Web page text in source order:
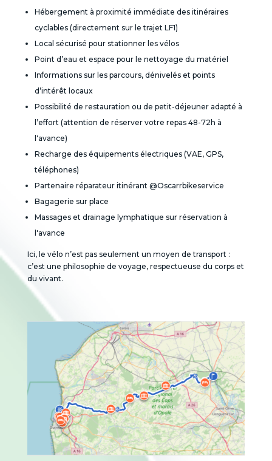
Hébergement à proximité immédiate des itinéraires
cyclables (directement sur le trajet LF1)
Local sécurisé pour stationner les vélos
Point d’eau et espace pour le nettoyage du matériel
Informations sur les parcours, dénivelés et points
d’intérêt locaux
Possibilité de restauration ou de petit-déjeuner adapté à
l’effort (attention de réserver votre repas 48-72h à
l'avance)
Recharge des équipements électriques (VAE, GPS,
téléphones)
Partenaire réparateur itinérant @Oscarrbikeservice
Bagagerie sur place
Massages et drainage lymphatique sur réservation à
l'avance
Ici, le vélo n’est pas seulement un moyen de transport :
c’est une philosophie de voyage, respectueuse du corps et
du vivant.